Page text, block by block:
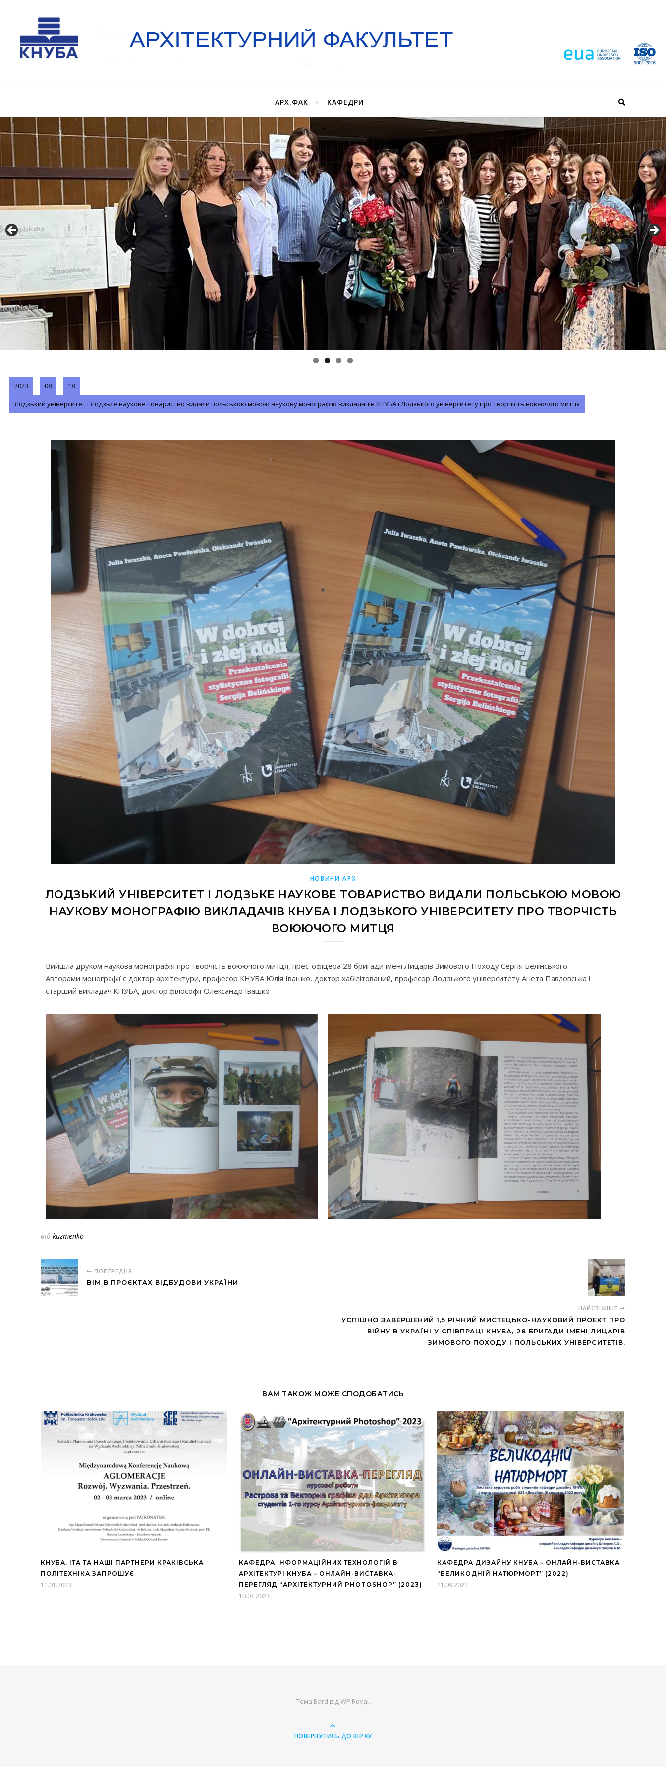
АРХ.ФАК КАФЕДРИ
2023 08 18
Лодзький університет і Лодзьке наукове товариство видали польською мовою наукову монографію викладачів КНУБА і Лодзького університету про творчість воюючого митця
НОВИНИ АРХ
ЛОДЗЬКИЙ УНІВЕРСИТЕТ І ЛОДЗЬКЕ НАУКОВЕ ТОВАРИСТВО ВИДАЛИ ПОЛЬСЬКОЮ МОВОЮ
НАУКОВУ МОНОГРАФІЮ ВИКЛАДАЧІВ КНУБА І ЛОДЗЬКОГО УНІВЕРСИТЕТУ ПРО ТВОРЧІСТЬ
ВОЮЮЧОГО МИТЦЯ
Вийшла друком наукова монографія про творчість воюючого митця, прес-офіцера 28 бригади імені Лицарів Зимового Походу Сергія Белінського.
Авторами монографії є доктор архітектури, професор КНУБА Юлія Івашко, доктор хабілітований, професор Лодзького університету Анета Павловська і
старший викладач КНУБА, доктор філософії Олександр Івашко
від kuzmenko
ПОПЕРЕДНЯ
BIM В ПРОЄКТАХ ВІДБУДОВИ УКРАЇНИ
НАЙСВІЖІШЕ
УСПІШНО ЗАВЕРШЕНИЙ 1,5 РІЧНИЙ МИСТЕЦЬКО-НАУКОВИЙ ПРОЕКТ ПРО
ВІЙНУ В УКРАЇНІ У СПІВПРАЦІ КНУБА, 28 БРИГАДИ ІМЕНІ ЛИЦАРІВ
ЗИМОВОГО ПОХОДУ І ПОЛЬСЬКИХ УНІВЕРСИТЕТІВ.
ВАМ ТАКОЖ МОЖЕ СПОДОБАТИСЬ
КНУБА, ІТА ТА НАШІ ПАРТНЕРИ КРАКІВСЬКА
ПОЛІТЕХНІКА ЗАПРОШУЄ
11.01.2023
КАФЕДРА ІНФОРМАЦІЙНИХ ТЕХНОЛОГІЙ В
АРХІТЕКТУРІ КНУБА – ОНЛАЙН-ВИСТАВКА-
ПЕРЕГЛЯД “АРХІТЕКТУРНИЙ PHOTOSHOP” (2023)
10.07.2023
КАФЕДРА ДИЗАЙНУ КНУБА – ОНЛАЙН-ВИСТАВКА
“ВЕЛИКОДНІЙ НАТЮРМОРТ” (2022)
21.09.2022
Тема Bard відWP Royal.
ПОВЕРНУТИСЬ ДО ВЕРХУ